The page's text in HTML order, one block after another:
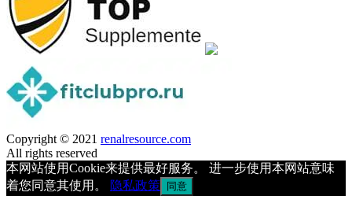
Copyright © 2021 renalresource.com
All rights reserved
本网站使用Cookie来提供最好服务。 进一步使用本网站意味
着您同意其使用。
隐私政策 同意